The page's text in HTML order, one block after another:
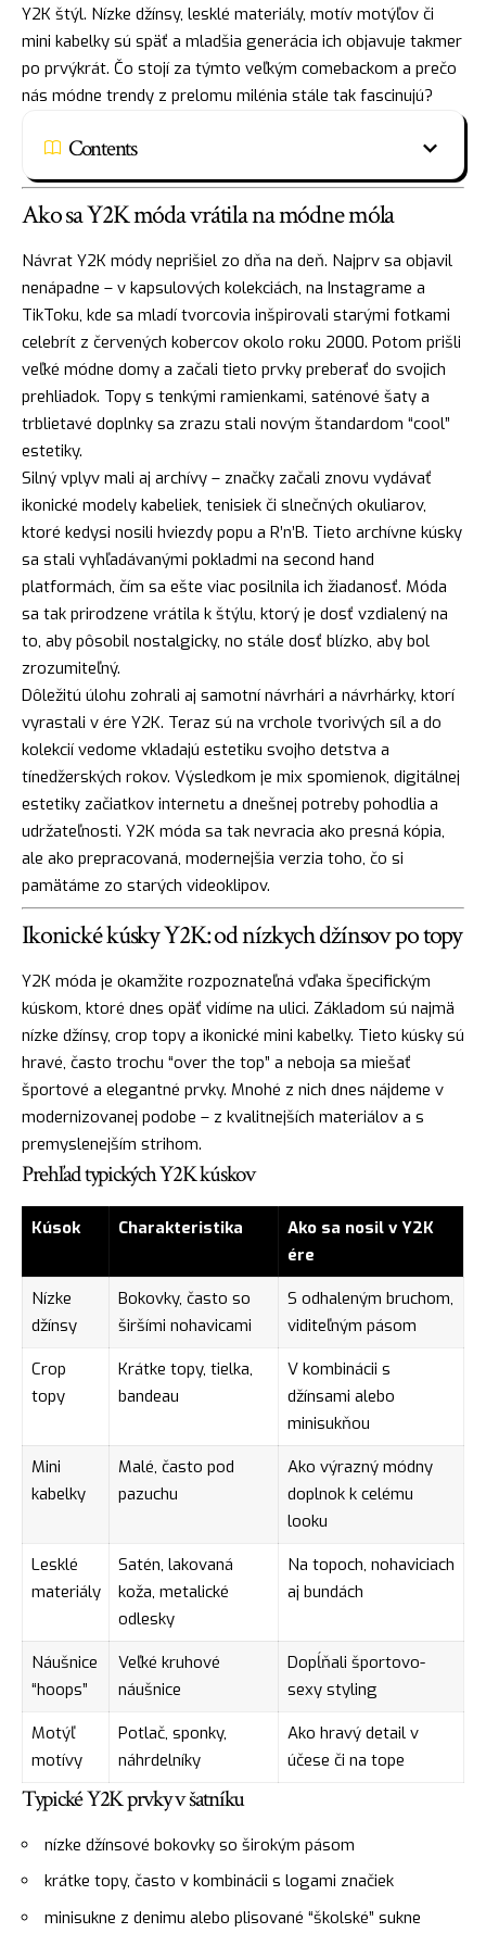
Y2K štýl. Nízke džínsy, lesklé materiály, motív motýľov či
mini kabelky sú späť a mladšia generácia ich objavuje takmer
po prvýkrát. Čo stojí za týmto veľkým comebackom a prečo
nás módne trendy z prelomu milénia stále tak fascinujú?
Contents
Ako sa Y2K móda vrátila na módne móla
Návrat Y2K módy neprišiel zo dňa na deň. Najprv sa objavil
nenápadne – v kapsulových kolekciách, na Instagrame a
TikToku, kde sa mladí tvorcovia inšpirovali starými fotkami
celebrít z červených kobercov okolo roku 2000. Potom prišli
veľké módne domy a začali tieto prvky preberať do svojich
prehliadok. Topy s tenkými ramienkami, saténové šaty a
trblietavé doplnky sa zrazu stali novým štandardom “cool”
estetiky.
Silný vplyv mali aj archívy – značky začali znovu vydávať
ikonické modely kabeliek, tenisiek či slnečných okuliarov,
ktoré kedysi nosili hviezdy popu a R’n’B. Tieto archívne kúsky
sa stali vyhľadávanými pokladmi na second hand
platformách, čím sa ešte viac posilnila ich žiadanosť. Móda
sa tak prirodzene vrátila k štýlu, ktorý je dosť vzdialený na
to, aby pôsobil nostalgicky, no stále dosť blízko, aby bol
zrozumiteľný.
Dôležitú úlohu zohrali aj samotní návrhári a návrhárky, ktorí
vyrastali v ére Y2K. Teraz sú na vrchole tvorivých síl a do
kolekcií vedome vkladajú estetiku svojho detstva a
tínedžerských rokov. Výsledkom je mix spomienok, digitálnej
estetiky začiatkov internetu a dnešnej potreby pohodlia a
udržateľnosti. Y2K móda sa tak nevracia ako presná kópia,
ale ako prepracovaná, modernejšia verzia toho, čo si
pamätáme zo starých videoklipov.
Ikonické kúsky Y2K: od nízkych džínsov po topy
Y2K móda je okamžite rozpoznateľná vďaka špecifickým
kúskom, ktoré dnes opäť vidíme na ulici. Základom sú najmä
nízke džínsy, crop topy a ikonické mini kabelky. Tieto kúsky sú
hravé, často trochu “over the top” a neboja sa miešať
športové a elegantné prvky. Mnohé z nich dnes nájdeme v
modernizovanej podobe – z kvalitnejších materiálov a s
premyslenejším strihom.
Prehľad typických Y2K kúskov
Kúsok Charakteristika
Ako sa nosil v Y2K
ére
Nízke
džínsy
Bokovky, často so
širšími nohavicami
S odhaleným bruchom,
viditeľným pásom
Crop
topy
Krátke topy, tielka,
bandeau
V kombinácii s
džínsami alebo
minisukňou
Mini
kabelky
Malé, často pod
pazuchu
Ako výrazný módny
doplnok k celému
looku
Lesklé
materiály
Satén, lakovaná
koža, metalické
odlesky
Na topoch, nohaviciach
aj bundách
Náušnice
“hoops”
Veľké kruhové
náušnice
Dopĺňali športovo-
sexy styling
Motýľ
motívy
Potlač, sponky,
náhrdelníky
Ako hravý detail v
účese či na tope
Typické Y2K prvky v šatníku
nízke džínsové bokovky so širokým pásom
krátke topy, často v kombinácii s logami značiek
minisukne z denimu alebo plisované “školské” sukne